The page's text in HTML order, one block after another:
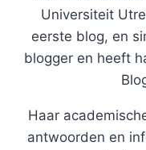
Universiteit
eerste blog, en
blogger en heeft
Haar
antwoorden en